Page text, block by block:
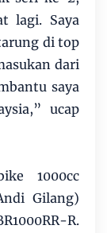
lagi. Saya
di top
dari
saya
ucap
1000cc
Gilang)
R.